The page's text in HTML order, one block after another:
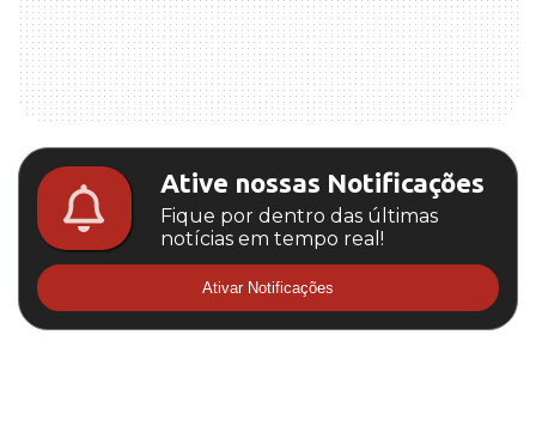
Ative nossas Notificações
Fique por dentro das últimas
notícias em tempo real!
Ativar Notificações